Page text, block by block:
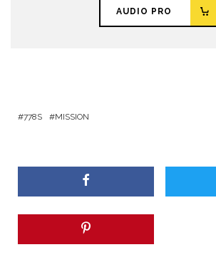
AUDIO PRO
778S MISSION